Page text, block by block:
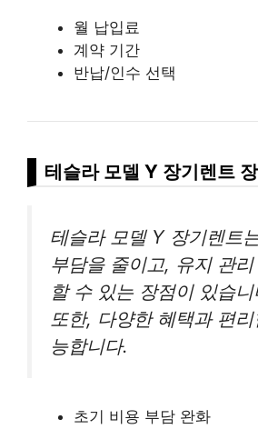
월 납입료
계약 기간
반납/인수 선택
테슬라 모델 Y 장기렌트
테슬라 모델 Y 장기렌트
부담을 줄이고, 유지 관
할 수 있는 장점이 있습니
또한, 다양한 혜택과 편
능합니다.
초기 비용 부담 완화